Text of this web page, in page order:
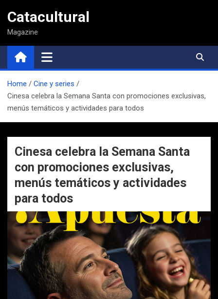
contenido
Catacultural
Magazine
Home
Cine y series
Cinesa celebra la Semana Santa con promociones exclusivas,
menús temáticos y actividades para todos
Cinesa celebra la Semana Santa
con promociones exclusivas,
menús temáticos y actividades
para todos